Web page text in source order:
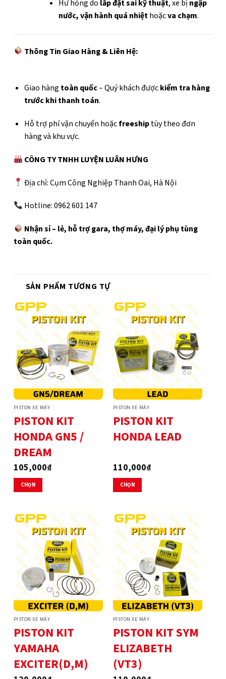
Hư hỏng do lắp đặt sai kỹ thuật, xe bị ngập
nước, vận hành quá nhiệthoặcva chạm.
Thông Tin Giao Hàng & Liên Hệ:
Giao hàng toàn quốc– Quý khách đượckiểm tra hàng
trước khi thanh toán.
Hỗ trợ phí vận chuyển hoặcfreeshiptùy theo đơn
hàng và khu vực.
CÔNG TY TNHH LUYỆN LUÂN HƯNG
Địa chỉ: Cụm Công Nghiệp Thanh Oai, Hà Nội
Hotline: 0962 601 147
Nhận sỉ – lẻ, hỗ trợ gara, thợ máy, đại lý phụ tùng
toàn quốc.
SẢN PHẨM TƯƠNG TỰ
PISTON XE MÁY
PISTON KIT
HONDA GN5 /
DREAM
105,000₫
CHỌN
này
có
nhiều
biến
thể.
Các
tùy
chọn
có
thể
chọn
trên
sản
PISTON XE MÁY
PISTON KIT
HONDA LEAD
110,000₫
CHỌN
này
có
nhiều
biến
thể.
Các
tùy
chọn
có
thể
chọn
trên
sản
PISTON XE MÁY
PISTON KIT
YAMAHA
EXCITER(D,M)
PISTON XE MÁY
PISTON KIT SYM
ELIZABETH
(VT3)